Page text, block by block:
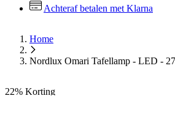
Achteraf betalen met Klarna
Home
Nordlux Omari Tafellamp - LED -
22% Korting